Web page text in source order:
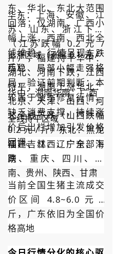
东、华北、东北大范围
回落；仅湖南、广西小
幅上涨，西南、西北全
线维稳。行情呈现东跌
西稳、局部小幅走强格
局，验证前期判断：本
轮属于淡季修复行情，
缺乏消费支撑，持续涨
价后出栏增加引发价格
回调。
华东 ：上海、安徽、江
苏、山东、浙江下跌
（江苏跌幅 0.2 元 /
斤），福建持平华中：
湖北、河南下跌；江西
持平，湖南上涨华北：
北京、天津、山西、河
北全线下跌（山西跌幅
0.2 元 / 斤）东北：黑龙
江、吉林、辽宁全部下
跌
上涨区域（涨幅 0.1 元 /
斤）
华中：湖南华南：广西
全线持平区域
福建、江西、广东、海
南、重庆、四川、云
南、贵州、陕西、甘肃
当前全国生猪主流成交
价区间 4.8~6.0 元 /
斤，广东依旧为全国价
格高地